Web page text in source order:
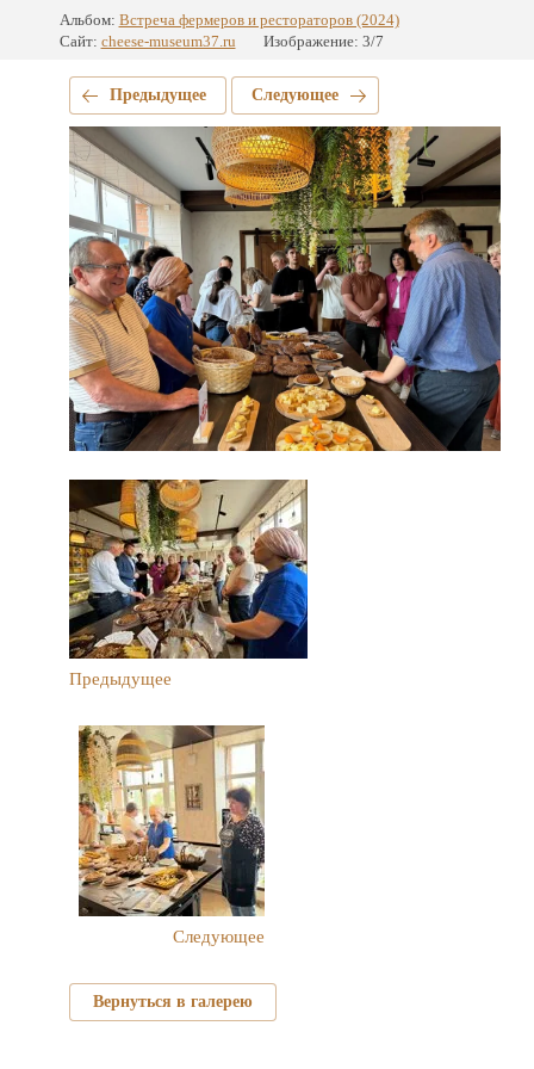
Альбом: Встреча фермеров и рестораторов (2024)
Сайт: cheese-museum37.ru Изображение: 3/7
Предыдущее Следующее
Предыдущее
Следующее
Вернуться в галерею